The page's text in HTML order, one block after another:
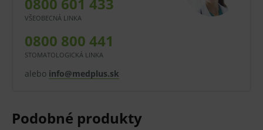
Hydrofilné ovínadlá.
Fixácia krytia.
Pletené.
Pevné, priedušné.
Viskózová striža.
VŠEOBECNÁ LINKA
0800 800 441
STOMATOLOGICKÁ LINKA
alebo info@medplus.sk